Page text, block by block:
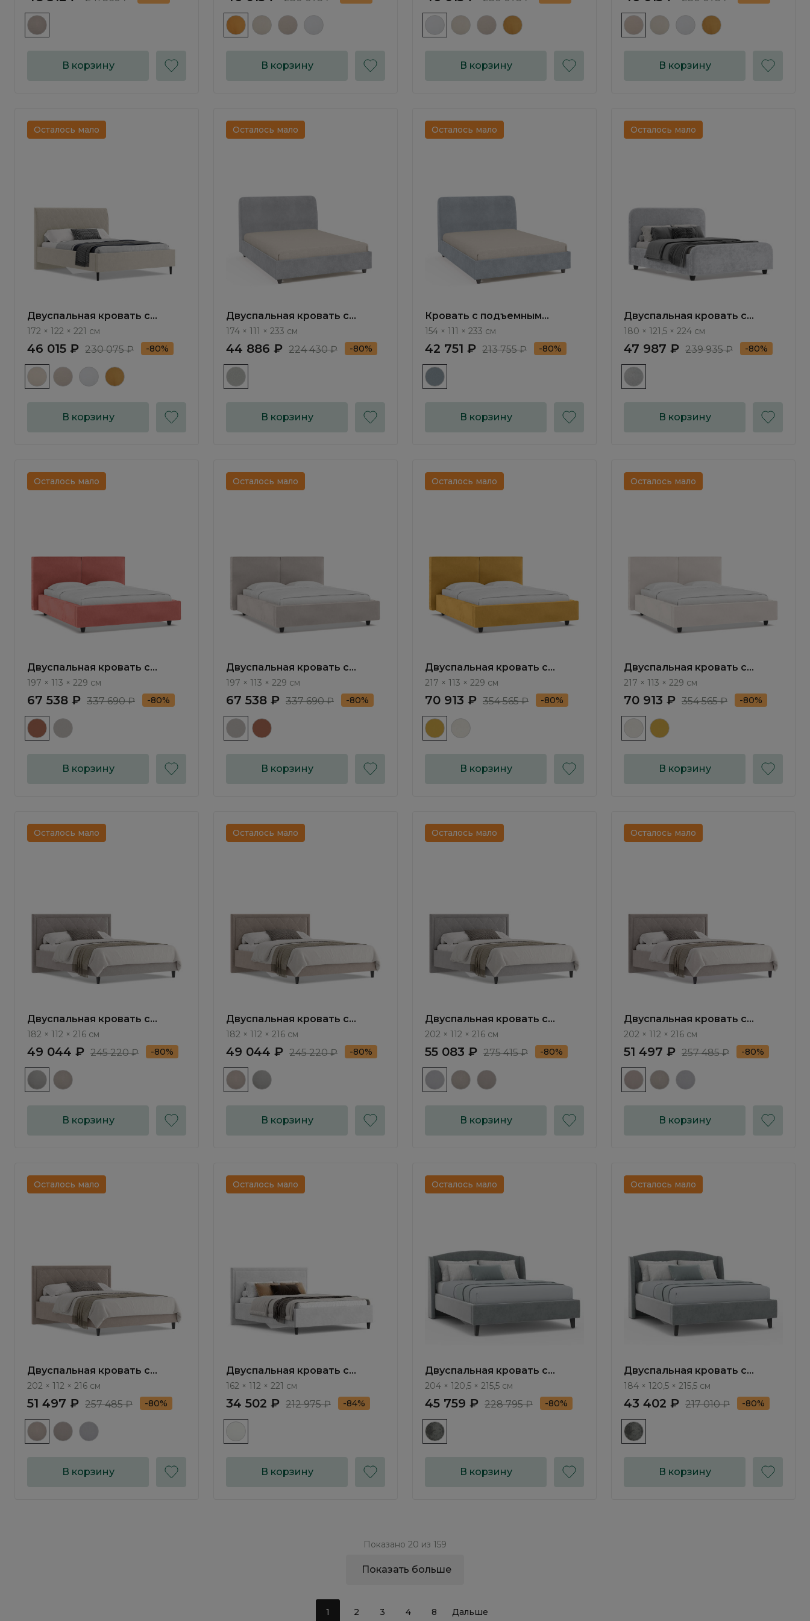
В корзину В корзину В корзину В корзину
Осталось мало
Двуспальная кровать с
подъемным механизмом
Валенсия / Valensia NK123.3
172 × 122 × 221 см
46 015 ₽ 230 075 ₽ -80%
В корзину
Осталось мало
Двуспальная кровать с
подъемным механизмом
Мерано / Merano NK013.25
174 × 111 × 233 см
44 886 ₽ 224 430 ₽ -80%
В корзину
Осталось мало
Кровать с подъемным
механизмом Мерано / Merano
NK012.26
154 × 111 × 233 см
42 751 ₽ 213 755 ₽ -80%
В корзину
Осталось мало
Двуспальная кровать с
подъемным механизмом
Сильвия / Silvia NK073.4
180 × 121,5 × 224 см
47 987 ₽ 239 935 ₽ -80%
В корзину
Осталось мало
Двуспальная кровать с
подъемным механизмом Йорк
/ York NK033.9
197 × 113 × 229 см
67 538 ₽ 337 690 ₽ -80%
В корзину
Осталось мало
Двуспальная кровать с
подъемным механизмом Йорк
/ York NK033.19
197 × 113 × 229 см
67 538 ₽ 337 690 ₽ -80%
В корзину
Осталось мало
Двуспальная кровать с
подъемным механизмом Йорк
/ York NK034.12
217 × 113 × 229 см
70 913 ₽ 354 565 ₽ -80%
В корзину
Осталось мало
Двуспальная кровать с
подъемным механизмом Йорк
/ York NK034.6
217 × 113 × 229 см
70 913 ₽ 354 565 ₽ -80%
В корзину
Осталось мало
Двуспальная кровать с
подъемным механизмом
Амбра / Ambra NK103.12
182 × 112 × 216 см
49 044 ₽ 245 220 ₽ -80%
В корзину
Осталось мало
Двуспальная кровать с
подъемным механизмом
Амбра / Ambra NK103.6
182 × 112 × 216 см
49 044 ₽ 245 220 ₽ -80%
В корзину
Осталось мало
Двуспальная кровать с
подъемным механизмом
Амбра / Ambra NK104.15
202 × 112 × 216 см
55 083 ₽ 275 415 ₽ -80%
В корзину
Осталось мало
Двуспальная кровать с
подъемным механизмом
Амбра / Ambra NK104.10
202 × 112 × 216 см
51 497 ₽ 257 485 ₽ -80%
В корзину
Осталось мало
Двуспальная кровать с
подъемным механизмом
Амбра / Ambra NK104.6
202 × 112 × 216 см
51 497 ₽ 257 485 ₽ -80%
В корзину
Осталось мало
Двуспальная кровать с
подъемным механизмом
Тиара / Tiara NK052.3
162 × 112 × 221 см
34 502 ₽ 212 975 ₽ -84%
В корзину
Осталось мало
Двуспальная кровать с
подъемным механизмом
Шервуд / Sherwood NK304.01
204 × 120,5 × 215,5 см
45 759 ₽ 228 795 ₽ -80%
В корзину
Осталось мало
Двуспальная кровать с
подъемным механизмом
Шервуд / Sherwood NK303.01
184 × 120,5 × 215,5 см
43 402 ₽ 217 010 ₽ -80%
В корзину
Показано 20 из 159
Показать больше
1 2 3 4 8 Дальше